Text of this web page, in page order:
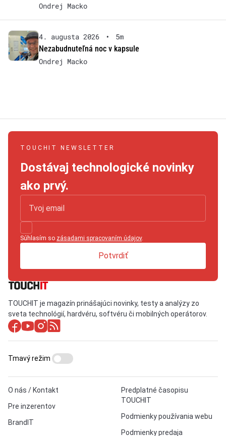
Ondrej Macko
4. augusta 2026 •
5m
Nezabudnuteľná noc v kapsule
Ondrej Macko
TOUCHIT NEWSLETTER
Dostávaj technologické novinky
ako prvý.
Súhlasím so zásadami spracovaním údajov.
Potvrdiť
TOUCHIT je magazín prinášajúci novinky, testy a analýzy zo
sveta technológií, hardvéru, softvéru či mobilných operátorov.
O nás / Kontakt
Pre inzerentov
BrandIT
Predplatné časopisu
TOUCHIT
Podmienky používania webu
Podmienky predaja
Tmavý režim